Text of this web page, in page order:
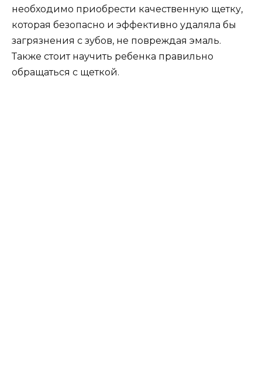
необходимо приобрести качественную щетку,
которая безопасно и эффективно удаляла бы
загрязнения с зубов, не повреждая эмаль.
Также стоит научить ребенка правильно
обращаться с щеткой.